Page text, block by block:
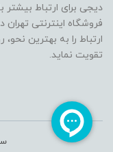
دیجی برای ارتباط بیشتر
فروشگاه اینترنتی
ارتباط را به بهترین
تقویت نماید.